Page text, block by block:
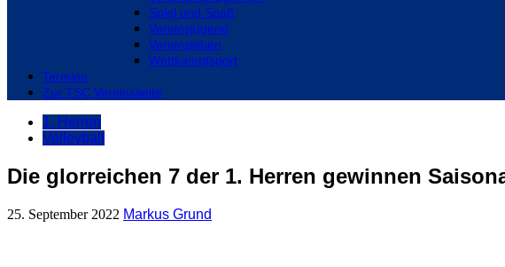
Spiel und Spaß
Vereinsjugend
Vereinsleben
Wettkampfsport
Termine
Zur TSC Vereinsseite
1. Herren
Volleyball
Die glorreichen 7 der 1. Herren gewinnen
25. September 2022 Markus Grund